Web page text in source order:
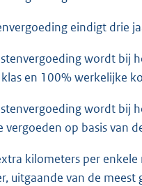
eindigt drie
wordt bij
en 100% werkelijke
wordt bij
vergoeden op basis van
kilometers per
uitgaande van de